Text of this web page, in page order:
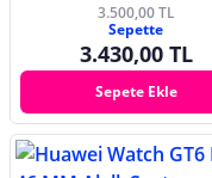
3.500,00 TL
Sepette
3.430,00 TL
Sepete Ekle